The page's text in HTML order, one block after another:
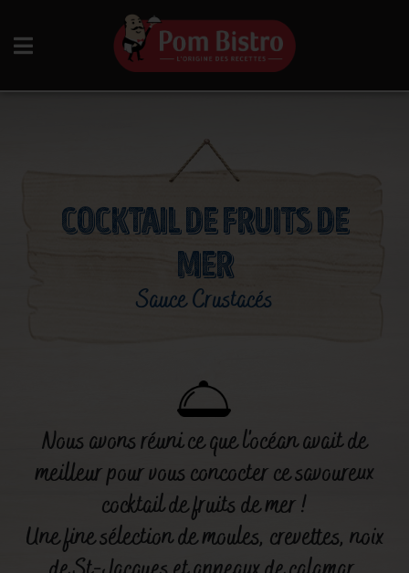
COCKTAIL DE FRUITS DE
MER
Sauce Crustacés
Nous avons réuni ce que l'océan avait de
meilleur pour vous concocter ce savoureux
cocktail de fruits de mer !
Une fine sélection de moules, crevettes, noix